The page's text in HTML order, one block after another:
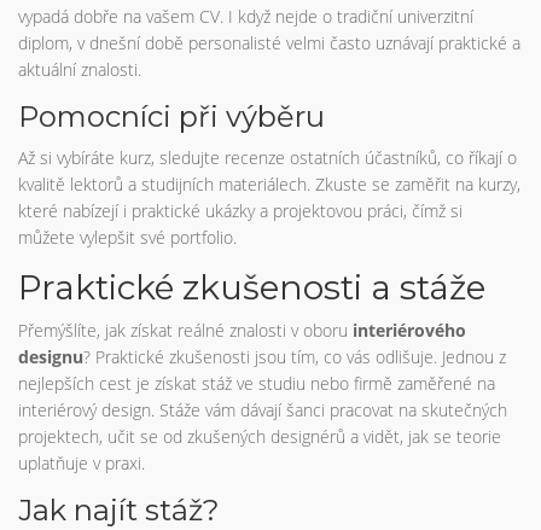
vypadá dobře na vašem CV. I když nejde o tradiční univerzitní
diplom, v dnešní době personalisté velmi často uznávají praktické a
aktuální znalosti.
Pomocníci při výběru
Až si vybíráte kurz, sledujte recenze ostatních účastníků, co říkají o
kvalitě lektorů a studijních materiálech. Zkuste se zaměřit na kurzy,
které nabízejí i praktické ukázky a projektovou práci, čímž si
můžete vylepšit své portfolio.
Praktické zkušenosti a stáže
Přemýšlíte, jak získat reálné znalosti v oboru interiérového
designu? Praktické zkušenosti jsou tím, co vás odlišuje. Jednou z
nejlepších cest je získat stáž ve studiu nebo firmě zaměřené na
interiérový design. Stáže vám dávají šanci pracovat na skutečných
projektech, učit se od zkušených designérů a vidět, jak se teorie
uplatňuje v praxi.
Jak najít stáž?